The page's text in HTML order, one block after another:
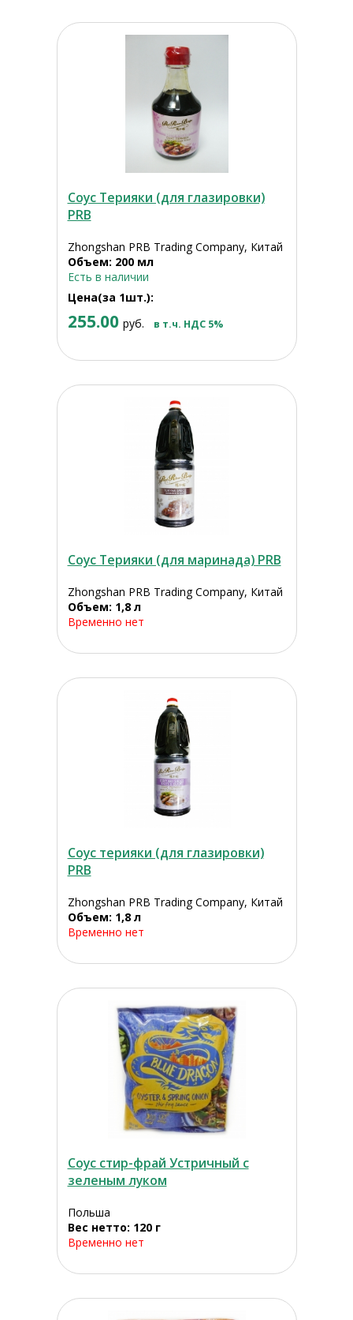
Соус Терияки (для глазировки)
PRB
Zhongshan PRB Trading Company, Китай
Объем: 200 мл
Есть в наличии
Цена(за 1шт.):
255.00 руб. в т.ч. НДС 5%
Соус Терияки (для маринада) PRB
Zhongshan PRB Trading Company, Китай
Объем: 1,8 л
Временно нет
Соус терияки (для глазировки)
PRB
Zhongshan PRB Trading Company, Китай
Объем: 1,8 л
Временно нет
Соус стир-фрай Устричный с
зеленым луком
Польша
Вес нетто: 120 г
Временно нет